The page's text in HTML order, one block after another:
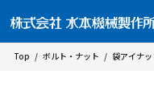
Top / ボルト・ナット / 袋アイナッ